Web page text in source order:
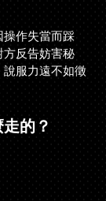
作失當而踩
反告妨害秘
服力遠不如徵
的？